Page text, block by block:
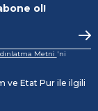
ol!
Metni 'ni
ve Etat Pur ile ilgili